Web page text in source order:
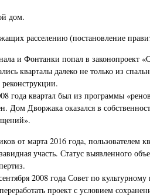
дом.
расселению (постановление
и Фонтанки попал в законопроект
кварталы далеко не только из
года квартал был из программы
Дом Дворжака оказался в
от марта 2016 года,
участь. Статус выявленного
2008 года Совет по
проект с условием